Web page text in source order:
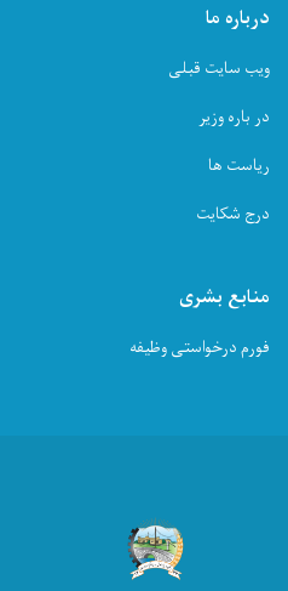
درباره ما
ویب سایت قبلی
در باره وزیر
ریاست ها
درج شکایت
منابع بشری
فورم درخواستی وظیفه